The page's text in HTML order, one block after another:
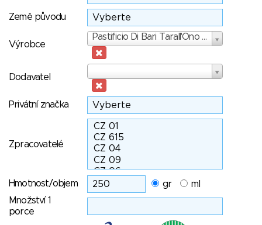
Země původu
Výrobce
Pastificio Di Bari Tarall'Ono sri, S.S.
Výrobce
Dodavatel
Privátní značka
Zpracovatelé
Hmotnost/objem gr
ml
Množství 1
porce